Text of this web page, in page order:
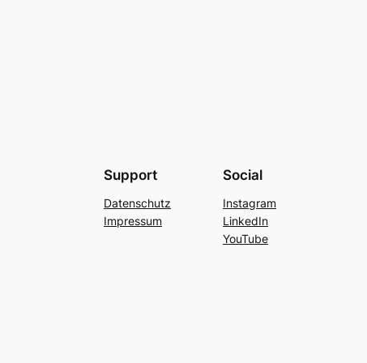
Support
Datenschutz
Impressum
Social
Instagram
LinkedIn
YouTube